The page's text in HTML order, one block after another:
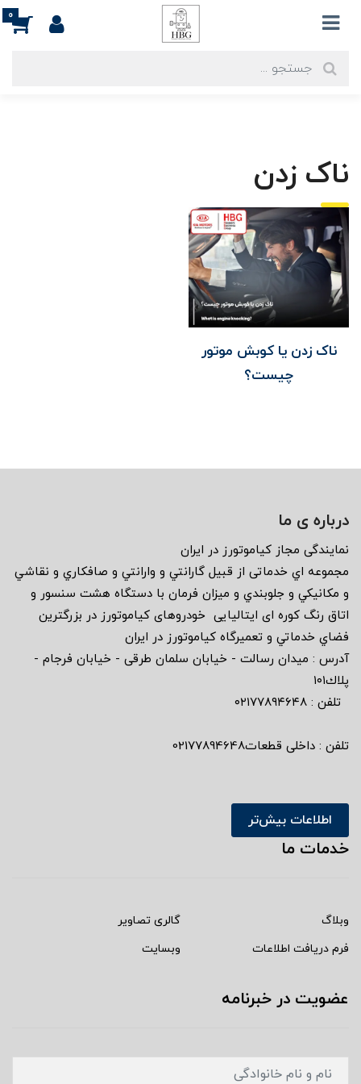
0
ناک زدن
ناک زدن یا کوبش موتور
چیست؟
درباره ی ما
نمايندگى مجاز كياموتورز در ايران
مجموعه اي خدماتى از قبيل گارانتي و وارانتي و صافكاري و نقاشي
و مكانيكي و جلوبندي و ميزان فرمان با دستگاه هشت سنسور و
اتاق رنگ كوره اى ايتاليايى خودروهاى كياموتورز در بزرگترين
فضاي خدماتي و تعميرگاه كياموتورز در ايران
آدرس : ميدان رسالت - خيابان سلمان طرقى - خيابان فرجام -
پلاك١٠١
تلفن : ٠٢١٧٧٨٩٤٦٤٨
تلفن : داخلی قطعات02177894648
اطلاعات بیش‌تر
خدمات ما
وبلاگ
گالری تصاویر
فرم دریافت اطلاعات
وبسایت
عضویت در خبرنامه